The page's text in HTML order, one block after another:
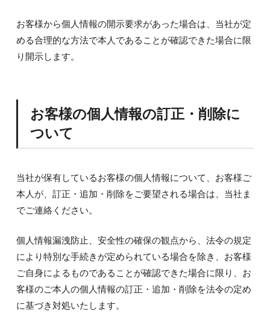
お客様から個人情報の開示要求があった場合は、当社が定
める合理的な方法で本人であることが確認できた場合に限
り開示します。
お客様の個人情報の訂正・削除に
ついて
当社が保有しているお客様の個人情報について、お客様ご
本人が、訂正・追加・削除をご要望される場合は、当社ま
でご連絡ください。
個人情報漏洩防止、安全性の確保の観点から、法令の規定
により特別な手続きが定められている場合を除き、お客様
ご自身によるものであることが確認できた場合に限り、お
客様のご本人の個人情報の訂正・追加・削除を法令の定め
に基づき対処いたします。